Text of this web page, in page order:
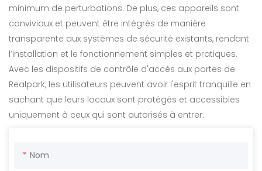
minimum de perturbations. De plus, ces appareils sont
conviviaux et peuvent être intégrés de manière
transparente aux systèmes de sécurité existants, rendant
l’installation et le fonctionnement simples et pratiques.
Avec les dispositifs de contrôle d'accès aux portes de
Realpark, les utilisateurs peuvent avoir l'esprit tranquille en
sachant que leurs locaux sont protégés et accessibles
uniquement à ceux qui sont autorisés à entrer.
Nom